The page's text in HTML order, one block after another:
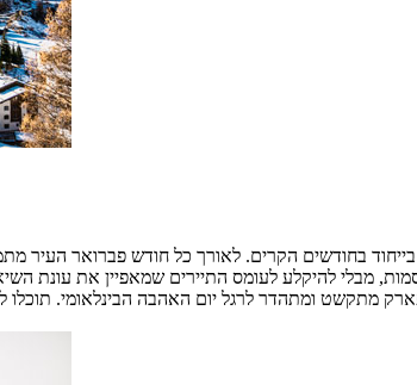
בחודשים הקרים. לאורך כל חודש פברואר העיר
מבלי להיקלע לעומס התיירים שמאפיין את עונת